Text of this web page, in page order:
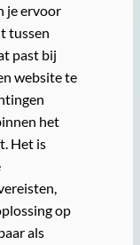
je ervoor
tussen
past bij
website te
het
Het is
op
als